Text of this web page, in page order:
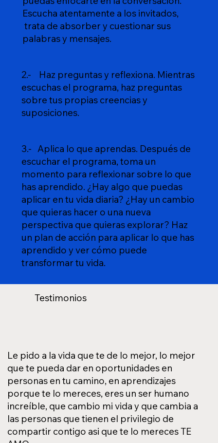
Escucha atentamente a los invitados,
trata de absorber y cuestionar sus
palabras y mensajes.
2.- Haz preguntas y reflexiona. Mientras
escuchas el programa, haz preguntas
sobre tus propias creencias y
suposiciones.
3.- Aplica lo que aprendas. Después de
escuchar el programa, toma un
momento para reflexionar sobre lo que
has aprendido. ¿Hay algo que puedas
aplicar en tu vida diaria? ¿Hay un cambio
que quieras hacer o una nueva
perspectiva que quieras explorar? Haz
un plan de acción para aplicar lo que has
aprendido y ver cómo puede
transformar tu vida.
Testimonios
Le pido a la vida que te de lo mejor, lo mejor
que te pueda dar en oportunidades en
personas en tu camino, en aprendizajes
porque te lo mereces, eres un ser humano
increíble, que cambio mi vida y que cambia a
las personas que tienen el privilegio de
compartir contigo asi que te lo mereces TE